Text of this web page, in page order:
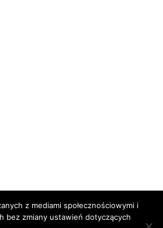
z mediami społecznościowymi i
bez zmiany ustawień dotyczących